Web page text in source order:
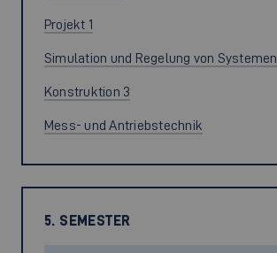
Projekt 1
Simulation und Regelung von Systemen
Konstruktion 3
Mess- und Antriebstechnik
5. SEMESTER